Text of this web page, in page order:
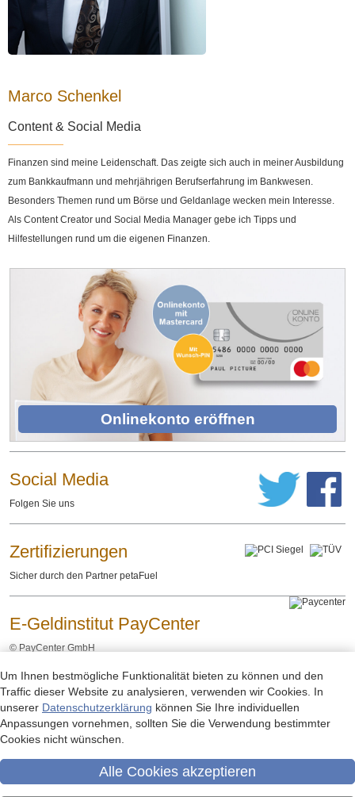
Marco Schenkel
Content & Social Media
Finanzen sind meine Leidenschaft. Das zeigte sich auch in meiner Ausbildung
zum Bankkaufmann und mehrjährigen Berufserfahrung im Bankwesen.
Besonders Themen rund um Börse und Geldanlage wecken mein Interesse.
Als Content Creator und Social Media Manager gebe ich Tipps und
Hilfestellungen rund um die eigenen Finanzen.
Onlinekonto eröffnen
Social Media
Folgen Sie uns
Zertifizierungen
Sicher durch den Partner petaFuel
E-Geldinstitut PayCenter
© PayCenter GmbH
Impressum - Datenschutzerklärung - Rechtliche Hinweise
Um Ihnen bestmögliche Funktionalität bieten zu können und den
Traffic dieser Website zu analysieren, verwenden wir Cookies. In
unserer Datenschutzerklärung können Sie Ihre individuellen
Anpassungen vornehmen, sollten Sie die Verwendung bestimmter
Cookies nicht wünschen.
Alle Cookies akzeptieren